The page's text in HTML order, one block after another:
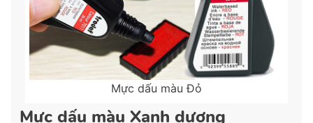
Mực dấu màu Đỏ
Mực dấu màu Xanh dương